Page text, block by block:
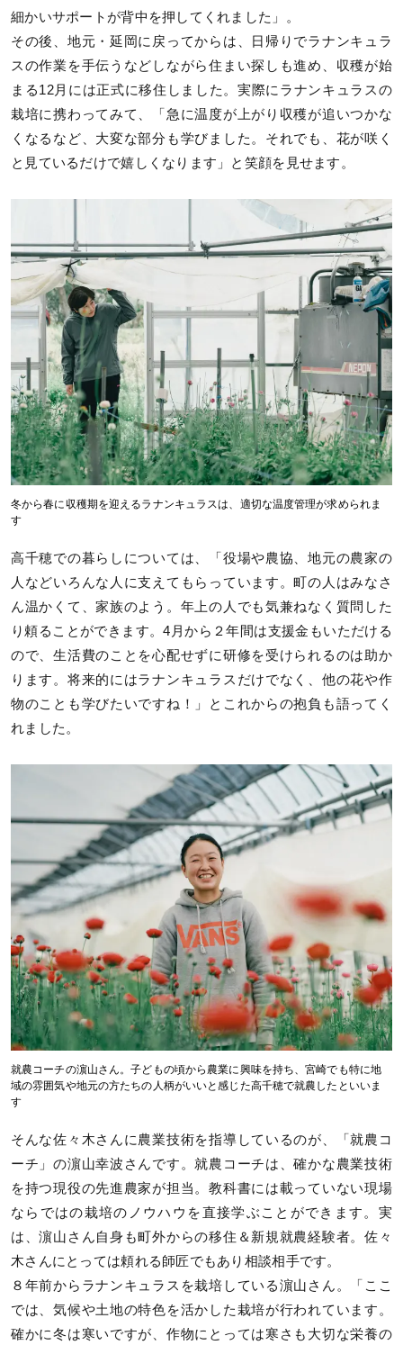
細かいサポートが背中を押してくれました」。
その後、地元・延岡に戻ってからは、日帰りでラナンキュラ
スの作業を手伝うなどしながら住まい探しも進め、収穫が始
まる12月には正式に移住しました。実際にラナンキュラスの
栽培に携わってみて、「急に温度が上がり収穫が追いつかな
くなるなど、大変な部分も学びました。それでも、花が咲く
と見ているだけで嬉しくなります」と笑顔を見せます。
冬から春に収穫期を迎えるラナンキュラスは、適切な温度管理が求められま
す
高千穂での暮らしについては、「役場や農協、地元の農家の
人などいろんな人に支えてもらっています。町の人はみなさ
ん温かくて、家族のよう。年上の人でも気兼ねなく質問した
り頼ることができます。4月から２年間は支援金もいただける
ので、生活費のことを心配せずに研修を受けられるのは助か
ります。将来的にはラナンキュラスだけでなく、他の花や作
物のことも学びたいですね！」とこれからの抱負も語ってく
れました。
就農コーチの濵山さん。子どもの頃から農業に興味を持ち、宮崎でも特に地
域の雰囲気や地元の方たちの人柄がいいと感じた高千穂で就農したといいま
す
そんな佐々木さんに農業技術を指導しているのが、「就農コ
ーチ」の濵山幸波さんです。就農コーチは、確かな農業技術
を持つ現役の先進農家が担当。教科書には載っていない現場
ならではの栽培のノウハウを直接学ぶことができます。実
は、濵山さん自身も町外からの移住＆新規就農経験者。佐々
木さんにとっては頼れる師匠でもあり相談相手です。
８年前からラナンキュラスを栽培している濵山さん。「ここ
では、気候や土地の特色を活かした栽培が行われています。
確かに冬は寒いですが、作物にとっては寒さも大切な栄養の